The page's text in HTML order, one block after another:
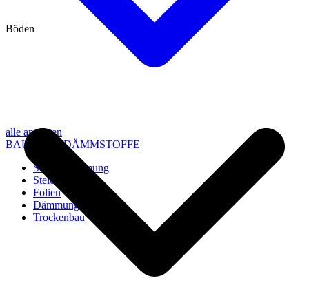
alle anzeigen
BAU- UND DÄMMSTOFFE
Steico Dämmung
Steico Zubehör
Folien
Dämmung
Trockenbau
Böden